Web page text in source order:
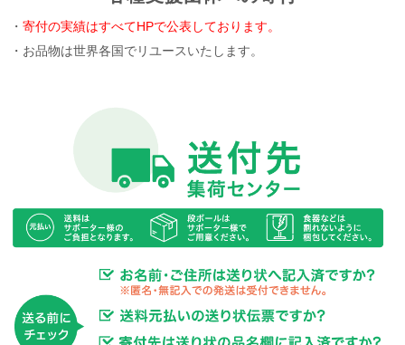
・寄付の実績はすべてHPで公表しております。
・お品物は世界各国でリユースいたします。